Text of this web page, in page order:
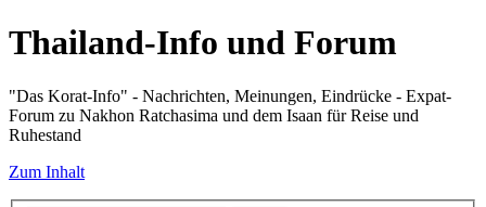
Thailand-Info und Forum
"Das Korat-Info" - Nachrichten, Meinungen, Eindrücke - Expat-
Forum zu Nakhon Ratchasima und dem Isaan für Reise und
Ruhestand
Zum Inhalt